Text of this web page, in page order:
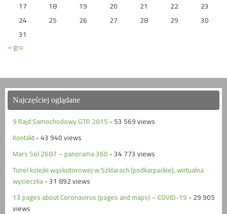
17
18 19 20 21 22
23
24
25 26 27 28 29
30
31
« gru
Najczęściej oglądane
9 Rajd Samochodowy GTR 2015 - 53 569 views
Kontakt - 43 940 views
Mars Sol 2687 – panorama 360 - 34 773 views
Tunel kolejki wąskotorowej w Szklarach (podkarpackie), wirtualna
wycieczka - 31 892 views
13 pages about Coronavirus (pages and maps) – COVID-19 - 29 905
views